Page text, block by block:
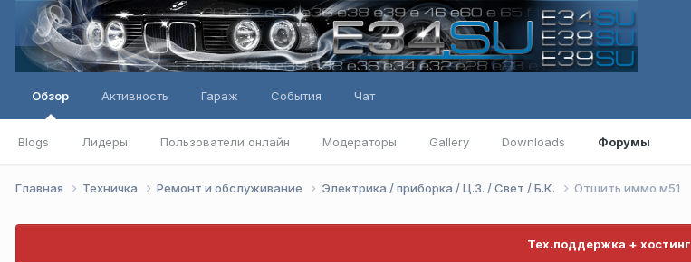
Обзор
Blogs Лидеры Пользователи онлайн Модераторы Gallery Downloads Форумы
Активность Гараж События Чат
Главная Техничка Ремонт и обслуживание Электрика / приборка / Ц.З. / Свет / Б.К. Отшить иммо м51
Тех.поддержка + хостинг